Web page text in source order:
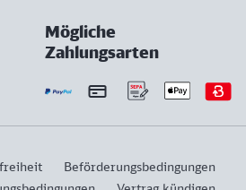
Mögliche
Zahlungsarten
Beförderungsbedingungen